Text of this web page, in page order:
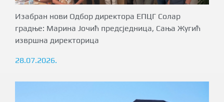
Изабран нови Одбор директора ЕПЦГ Солар
градње: Марина Јочић предсједница, Сања Жугић
извршна директорица
28.07.2026.